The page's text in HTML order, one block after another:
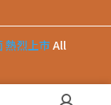
熱烈上市All